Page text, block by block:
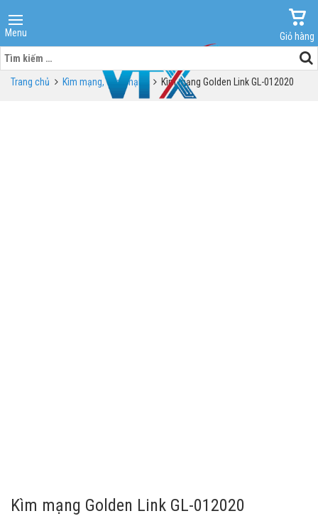
Menu
Giỏ hàng
Tìm
kiếm
cho:Trang chủ Kìm mạng, Test mạng Kìm mạng Golden Link GL-012020
Kìm mạng Golden Link GL-012020